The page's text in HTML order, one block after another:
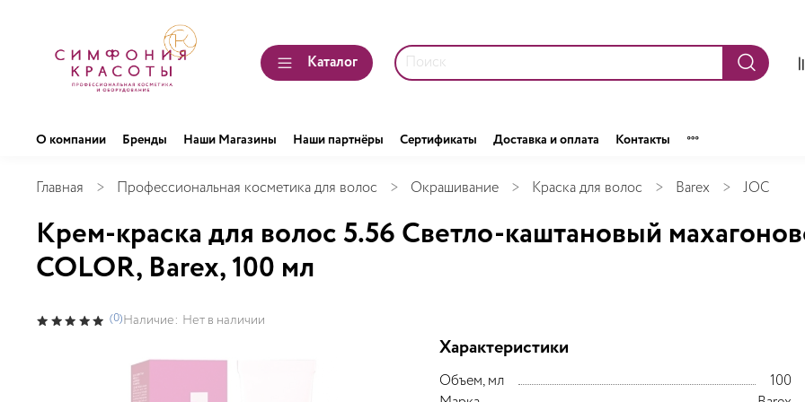
Каталог
О компании Бренды Наши Магазины Наши партнёры Сертификаты Доставка и оплата Контакты
Главная Профессиональная косметика для волос Окрашивание Краска для волос Barex JOC
Крем-краска для волос 5.56 Светло-каштановый
COLOR, Barex, 100 мл
(0)Наличие: Нет в наличии
Характеристики
Объем, мл
100